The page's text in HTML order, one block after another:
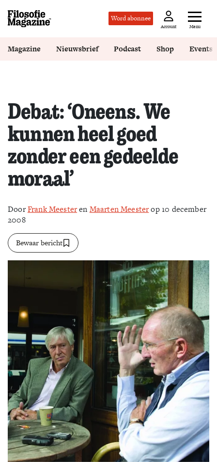
Word abonnee
Account Menu
Magazine Nieuwsbrief Podcast Shop Events
Debat: ‘Oneens. We
kunnen heel goed
zonder een gedeelde
moraal’
DoorFrank Meesteren Maarten Meesterop 10 december
2008
Bewaar bericht